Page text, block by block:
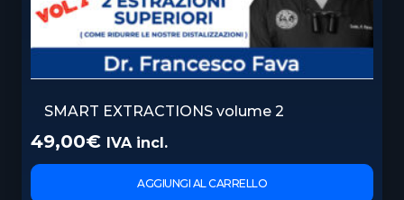
SMART EXTRACTIONS volume 2
49,00€ IVA incl.
AGGIUNGI AL CARRELLO